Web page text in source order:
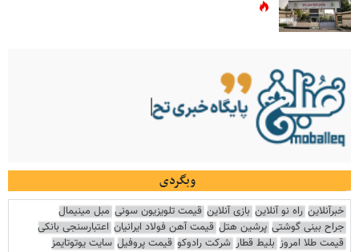
وبگردی
خبرآنلاین راه نو آنلاین بازی آنلاین قیمت تلویزیون سونی مبل مینیمال
جراح بینی گوشتی پرشین هتل قیمت آهن فولاد ایرانیان اعتبارسنجی بانکی
قیمت طلا امروز بلیط قطار شرکت رادوکو قیمت پروفیل سایت یوتوتایمز